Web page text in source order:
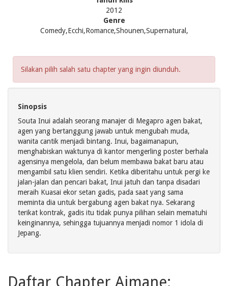
2012
Genre
Comedy,Ecchi,Romance,Shounen,Supernatural,
Silakan pilih salah satu chapter yang ingin diunduh.
Sinopsis
Souta Inui adalah seorang manajer di Megapro agen bakat,
agen yang bertanggung jawab untuk mengubah muda,
wanita cantik menjadi bintang. Inui, bagaimanapun,
menghabiskan waktunya di kantor mengerling poster berhala
agensinya mengelola, dan belum membawa bakat baru atau
mengambil satu klien sendiri. Ketika diberitahu untuk pergi ke
jalan-jalan dan pencari bakat, Inui jatuh dan tanpa disadari
meraih Kuasai ekor setan gadis, pada saat yang sama
meminta dia untuk bergabung agen bakat nya. Sekarang
terikat kontrak, gadis itu tidak punya pilihan selain mematuhi
keinginannya, sehingga tujuannya menjadi nomor 1 idola di
Jepang.
Daftar Chapter Aimane: